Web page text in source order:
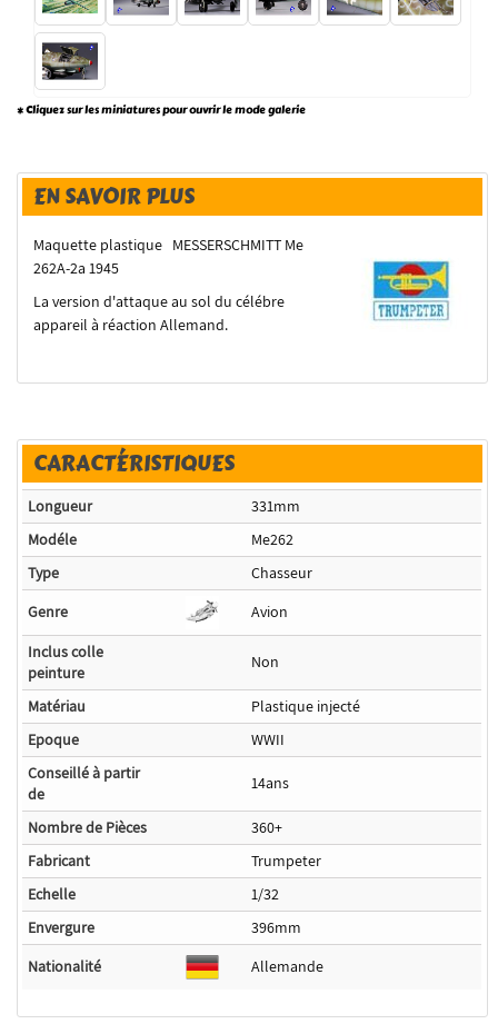
* Cliquez sur les miniatures pour ouvrir le mode galerie
EN SAVOIR PLUS
Maquette plastique MESSERSCHMITT Me
262A-2a 1945
La version d'attaque au sol du célébre
appareil à réaction Allemand.
CARACTÉRISTIQUES
Longueur
331mm
Modéle
Me262
Type
Chasseur
Genre
Avion
Inclus colle
peinture
Non
Matériau
Plastique injecté
Epoque
WWII
Conseillé à partir
de
14ans
Nombre de Pièces
360+
Fabricant
Trumpeter
Echelle
1/32
Envergure
396mm
Nationalité
Allemande